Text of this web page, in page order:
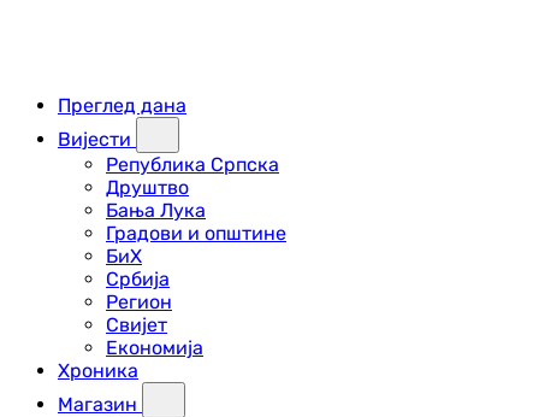
Преглед дана
Вијести
Република Српска
Друштво
Бања Лука
Градови и општине
БиХ
Србија
Регион
Свијет
Економија
Хроника
Магазин